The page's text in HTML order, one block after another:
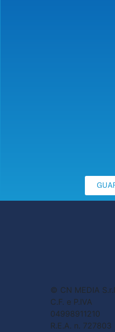
© CN MEDIA
C.F. e P.IVA
04998911210
R.E.A. n. 727803